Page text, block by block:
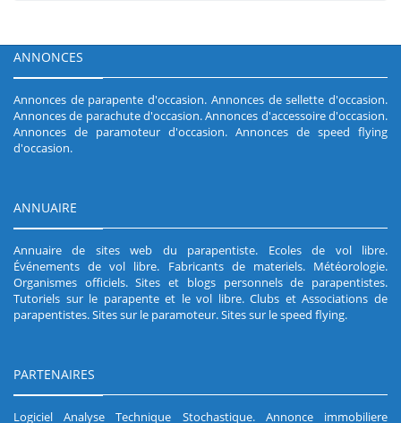
ANNONCES
Annonces de parapente d'occasion. Annonces de sellette d'occasion.
Annonces de parachute d'occasion.Annonces d'accessoire d'occasion.
Annonces de paramoteur d'occasion. Annonces de speed flying
d'occasion.
ANNUAIRE
Annuaire de sites web du parapentiste. Ecoles de vol libre.
Événements de vol libre. Fabricants de materiels. Météorologie.
Organismes officiels.Sites et blogs personnels de parapentistes.
Tutoriels sur le parapente et le vol libre.Clubs et Associations de
parapentistes.Sites sur le paramoteur.Sites sur le speed flying.
PARTENAIRES
Logiciel Analyse Technique Stochastique. Annonce immobiliere